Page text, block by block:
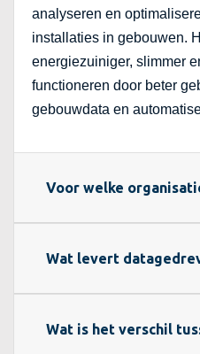
analyseren en
installaties in gebouwen.
energiezuiniger, slimmer
functioneren door beter
gebouwdata en
Voor welke
Wat levert
Wat is het verschil